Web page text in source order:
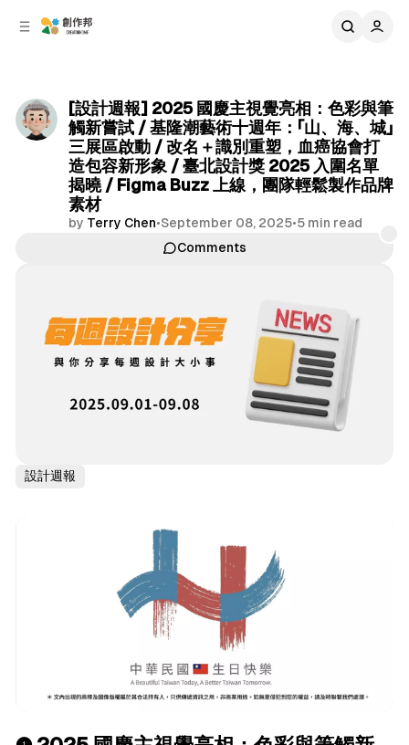
[設計週報] 2025 國慶主視覺亮相：色彩與筆
觸新嘗試 / 基隆潮藝術十週年：「山、海、城」
三展區啟動 / 改名＋識別重塑，血癌協會打
造包容新形象 / 臺北設計獎 2025 入圍名單
揭曉 / Figma Buzz 上線，團隊輕鬆製作品牌
素材
by Terry Chen•September 08, 2025•5 min read
Comments
設計週報